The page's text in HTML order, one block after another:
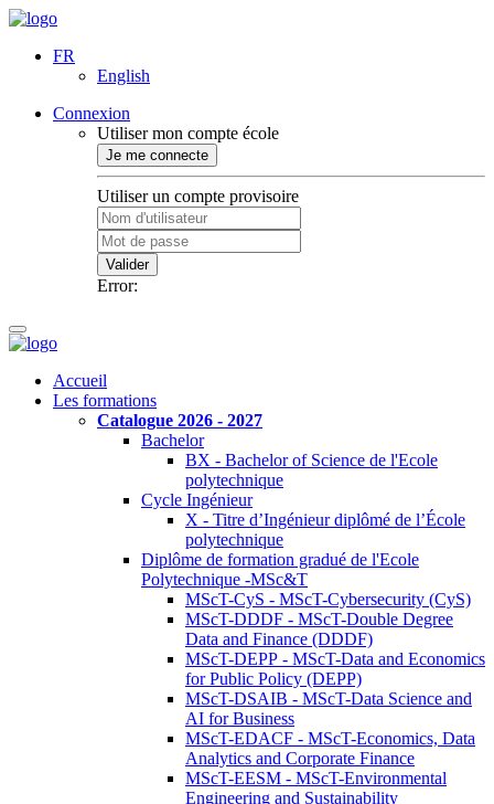
FR
English
Connexion
Utiliser mon compte école
Je me connecte
Utiliser un compte provisoire
Valider
Error:
Accueil
Les formations
Catalogue 2026 - 2027
Bachelor
BX - Bachelor of Science de l'Ecole
polytechnique
Cycle Ingénieur
X - Titre d’Ingénieur diplômé de l’École
polytechnique
Diplôme de formation gradué de l'Ecole
Polytechnique -MSc&T
MScT-CyS - MScT-Cybersecurity (CyS)
MScT-DDDF - MScT-Double Degree
Data and Finance (DDDF)
MScT-DEPP - MScT-Data and Economics
for Public Policy (DEPP)
MScT-DSAIB - MScT-Data Science and
AI for Business
MScT-EDACF - MScT-Economics, Data
Analytics and Corporate Finance
MScT-EESM - MScT-Environmental
Engineering and Sustainability